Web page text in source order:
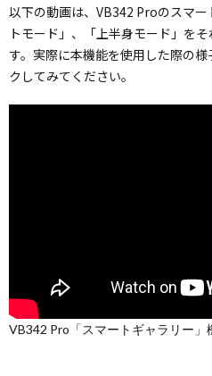
以下の動画は、VB342 Proのスマ
トモード」、「上半身モード」を
す。実際に本機能を使用した際の
クしてみてください。
VB342 Pro「スマートギャラリー」